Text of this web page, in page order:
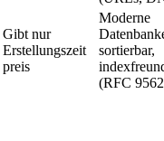
Gibt nur
Erstellungszeit
preis
Moderne
sortierbar,
(RFC